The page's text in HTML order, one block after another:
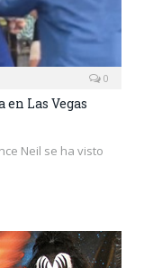
0
Las Vegas
Neil se ha visto